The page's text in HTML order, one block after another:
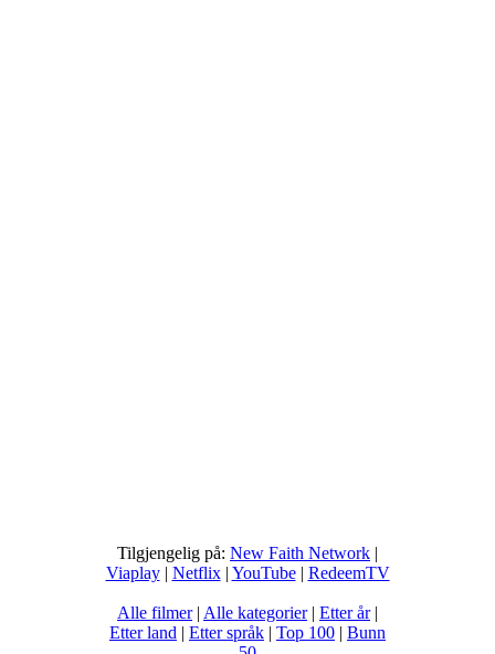
Tilgjengelig på: New Faith Network |
Viaplay| Netflix| YouTube| RedeemTV
Alle filmer| Alle kategorier| Etter år|
Etter land | Etter språk | Top 100 | Bunn